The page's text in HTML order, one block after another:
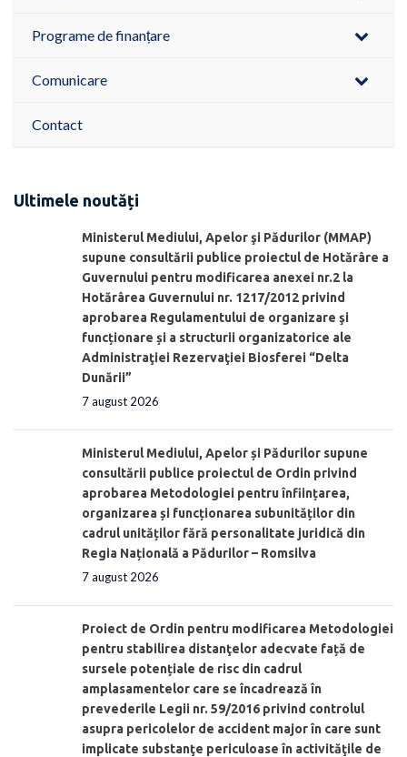
Programe de finanțare
Comunicare
Contact
Ultimele noutăți
Ministerul Mediului, Apelor şi Pădurilor (MMAP)
supune consultării publice proiectul de Hotărâre a
Guvernului pentru modificarea anexei nr.2 la
Hotărârea Guvernului nr. 1217/2012 privind
aprobarea Regulamentului de organizare şi
funcționare și a structurii organizatorice ale
Administraţiei Rezervaţiei Biosferei “Delta
Dunării”
7 august 2026
Ministerul Mediului, Apelor și Pădurilor supune
consultării publice proiectul de Ordin privind
aprobarea Metodologiei pentru înființarea,
organizarea și funcționarea subunităților din
cadrul unităților fără personalitate juridică din
Regia Națională a Pădurilor – Romsilva
7 august 2026
Proiect de Ordin pentru modificarea Metodologiei
pentru stabilirea distanţelor adecvate față de
sursele potențiale de risc din cadrul
amplasamentelor care se încadrează în
prevederile Legii nr. 59/2016 privind controlul
asupra pericolelor de accident major în care sunt
implicate substanţe periculoase în activităţile de